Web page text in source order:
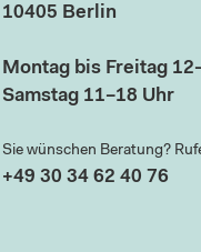
10405 Berlin
Montag bis Freitag
Samstag 11–18 Uhr
Sie wünschen Beratung?
+49 30 34 62 40 76